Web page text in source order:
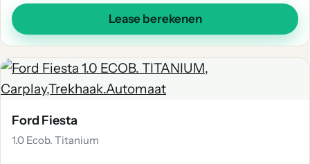
Lease berekenen
Ford Fiesta
1.0 Ecob. Titanium